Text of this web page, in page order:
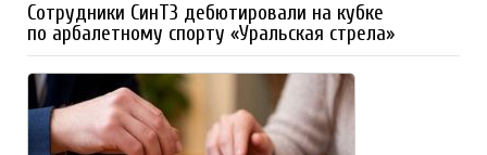
Сотрудники СинТЗ дебютировали на кубке
по арбалетному спорту «Уральская стрела»